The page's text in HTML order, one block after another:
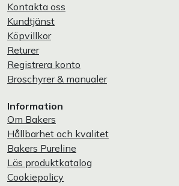
Kontakta oss
Kundtjänst
Köpvillkor
Returer
Registrera konto
Broschyrer & manualer
Information
Om Bakers
Hållbarhet och kvalitet
Bakers Pureline
Läs produktkatalog
Cookiepolicy